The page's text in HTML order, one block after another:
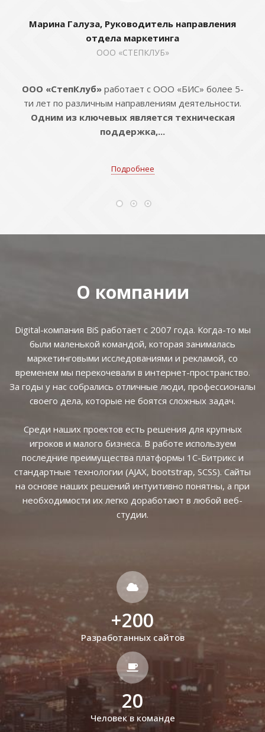
Марина Галуза, Руководитель направления
отдела маркетинга
ООО «СТЕПКЛУБ»
ООО «СтепКлуб»работает с ООО «БИС» более 5-
ти лет по различным направлениям деятельности.
Одним из ключевых является техническая
поддержка,...
Подробнее
О компании
Digital-компания BiS работает с 2007 года. Когда-то мы
были маленькой командой, которая занималась
маркетинговыми исследованиями и рекламой, со
временем мы перекочевали в интернет-пространство.
За годы у нас собрались отличные люди, профессионалы
своего дела, которые не боятся сложных задач.
Среди наших проектов есть решения для крупных
игроков и малого бизнеса. В работе используем
последние преимущества платформы 1С-Битрикс и
стандартные технологии (AJAX, bootstrap, SCSS). Сайты
на основе наших решений интуитивно понятны, а при
необходимости их легко доработают в любой веб-
студии.
+200
Разработанных сайтов
20
Человек в команде